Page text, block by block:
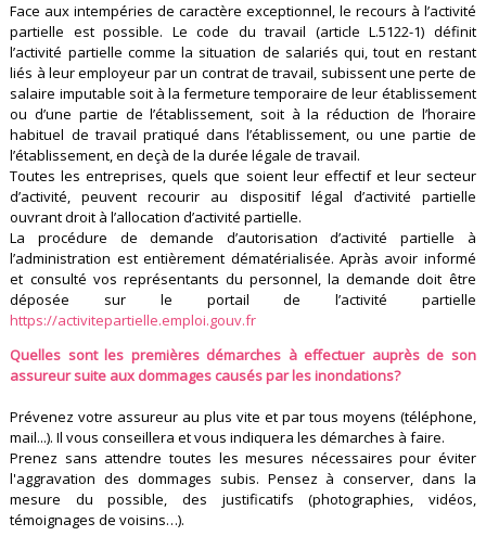
Face aux intempéries de caractère exceptionnel, le recours à l’activité
partielle est possible. Le code du travail (article L.5122-1) définit
l’activité partielle comme la situation de salariés qui, tout en restant
liés à leur employeur par un contrat de travail, subissent une perte de
salaire imputable soit à la fermeture temporaire de leur établissement
ou d’une partie de l’établissement, soit à la réduction de l’horaire
habituel de travail pratiqué dans l’établissement, ou une partie de
l’établissement, en deçà de la durée légale de travail.
Toutes les entreprises, quels que soient leur effectif et leur secteur
d’activité, peuvent recourir au dispositif légal d’activité partielle
ouvrant droit à l’allocation d’activité partielle.
La procédure de demande d’autorisation d’activité partielle à
l’administration est entièrement dématérialisée. Apràs avoir informé
et consulté vos représentants du personnel, la demande doit être
déposée sur le portail de l’activité partielle
https://activitepartielle.emploi.gouv.fr
Quelles sont les premières démarches à effectuer auprès de son
assureur suite aux dommages causés par les inondations?
Prévenez votre assureur au plus vite et par tous moyens (téléphone,
mail...). Il vous conseillera et vous indiquera les démarches à faire.
Prenez sans attendre toutes les mesures nécessaires pour éviter
l'aggravation des dommages subis. Pensez à conserver, dans la
mesure du possible, des justificatifs (photographies, vidéos,
témoignages de voisins…).